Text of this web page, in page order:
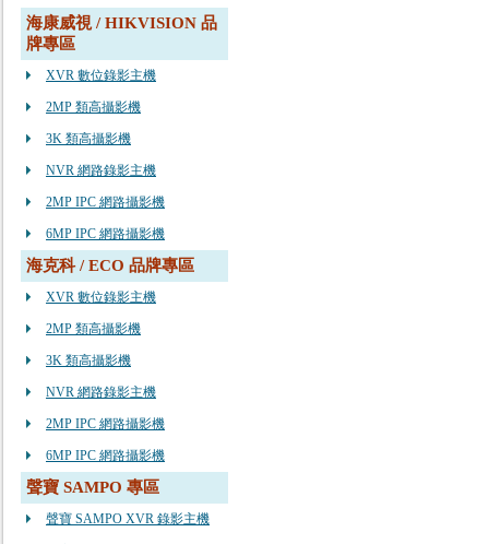
海康威視 / HIKVISION 品
牌專區
XVR 數位錄影主機
2MP 類高攝影機
3K 類高攝影機
NVR 網路錄影主機
2MP IPC 網路攝影機
6MP IPC 網路攝影機
海克科 / ECO 品牌專區
XVR 數位錄影主機
2MP 類高攝影機
3K 類高攝影機
NVR 網路錄影主機
2MP IPC 網路攝影機
6MP IPC 網路攝影機
聲寶 SAMPO 專區
聲寶 SAMPO XVR 錄影主機